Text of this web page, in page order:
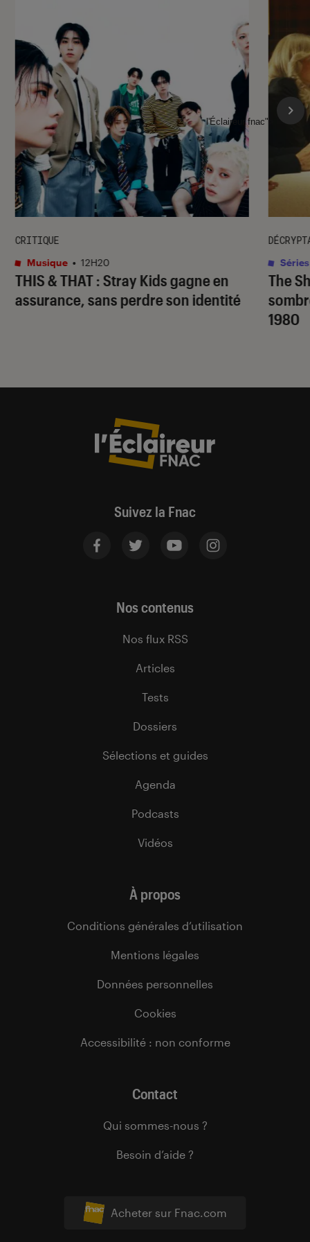
THIS & THAT: Stray Kids gagne en
assurance, sans perdre son identité
CRITIQUE
Musique • 12H20
The
1980
Séries
l'Éclaireur fnac">
Suivez la Fnac
Acheter sur Fnac.com
Nos contenus
Nos flux RSS
Articles
Tests
Dossiers
Sélections et guides
Agenda
Podcasts
Vidéos
À propos
Conditions générales d’utilisation
Mentions légales
Données personnelles
Cookies
Accessibilité : non conforme
Contact
Qui sommes-nous ?
Besoin d’aide ?